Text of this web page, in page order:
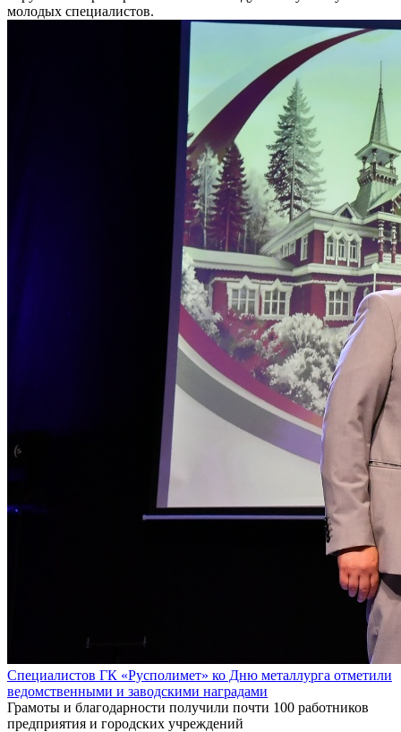
молодых специалистов.
Специалистов ГК «Русполимет» ко Дню металлурга отметили
ведомственными и заводскими наградами
Грамоты и благодарности получили почти 100 работников
предприятия и городских учреждений